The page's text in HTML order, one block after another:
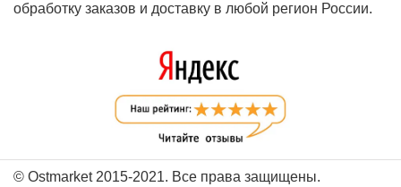
обработку заказов и доставку в любой регион России.
© Ostmarket 2015-2021. Все права защищены.